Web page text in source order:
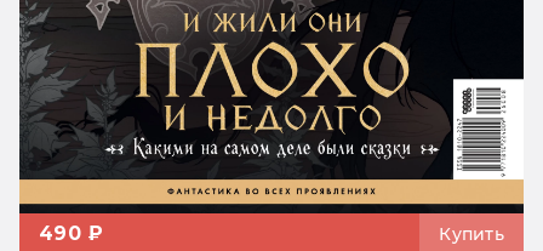
490 ₽ Купить